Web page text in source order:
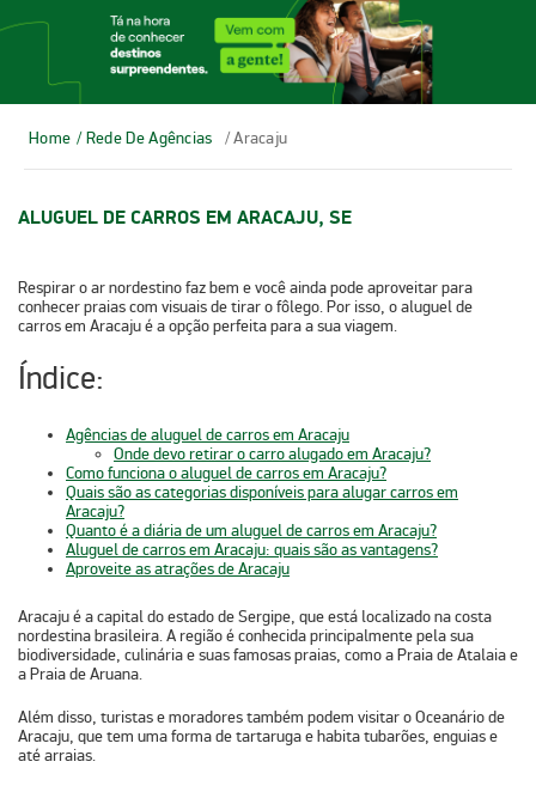
Home / Rede De Agências / Aracaju
ALUGUEL DE CARROS EM ARACAJU, SE
Respirar o ar nordestino faz bem e você ainda pode aproveitar para
conhecer praias com visuais de tirar o fôlego. Por isso, oaluguel de
carros em Aracajué a opção perfeita para a sua viagem.
Índice:
Agências de aluguel de carros em Aracaju
Onde devo retirar o carro alugado em Aracaju?
Como funciona o aluguel de carros em Aracaju?
Quais são as categorias disponíveis para alugar carros em
Aracaju?
Quanto é a diária de um aluguel de carros em Aracaju?
Aluguel de carros em Aracaju: quais são as vantagens?
Aproveite as atrações de Aracaju
Aracaju é a capital do estado de Sergipe, que está localizado na costa
nordestina brasileira. A região é conhecida principalmente pela sua
biodiversidade, culinária e suas famosas praias, como a Praia de Atalaia e
a Praia de Aruana.
Além disso, turistas e moradores também podem visitar o Oceanário de
Aracaju, que tem uma forma de tartaruga e habita tubarões, enguias e
até arraias.